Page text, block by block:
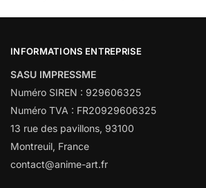
INFORMATIONS ENTREPRISE
SASU IMPRESSME
Numéro SIREN : 929606325
Numéro TVA : FR20929606325
13 rue des pavillons, 93100
Montreuil, France
contact@anime-art.fr